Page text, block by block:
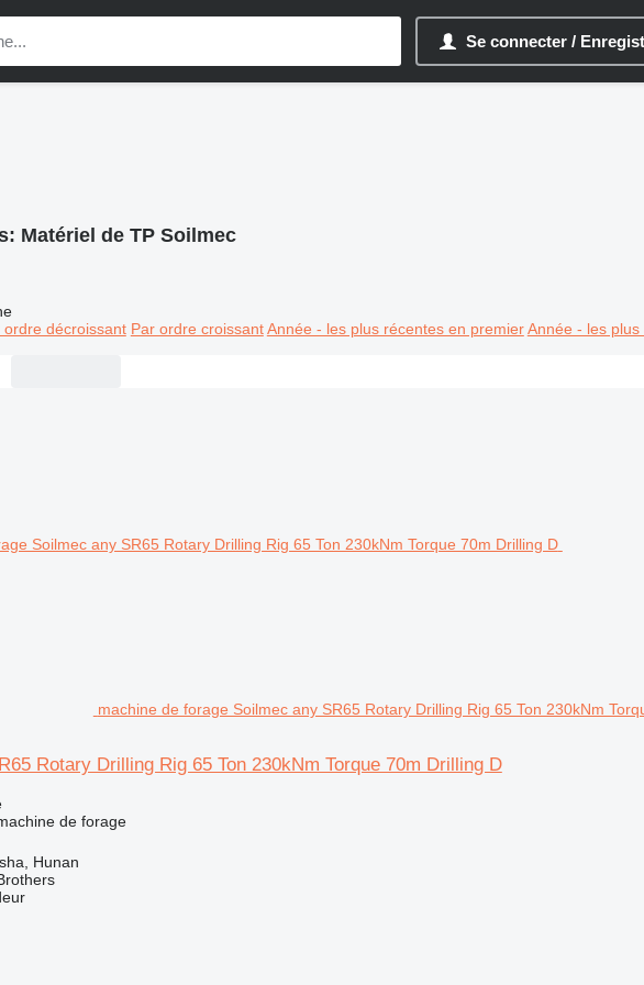
Se connecter /
Matériel de TP Soilmec
ordre décroissant Par ordre croissant Année - les plus récentes en premier Année - les
machine de forage Soilmec any SR65 Rotary Drilling Rig 65 Ton 230kNm
Rotary Drilling Rig 65 Ton 230kNm Torque 70m Drilling D
de forage
Hunan